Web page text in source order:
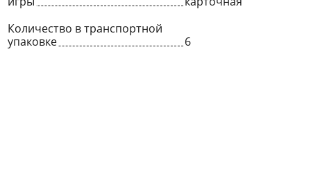
Количество в транспортной
упаковке
6